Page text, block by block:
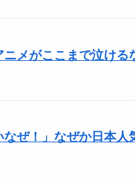
ニメがここまで泣け
ぜ！」なぜか日本